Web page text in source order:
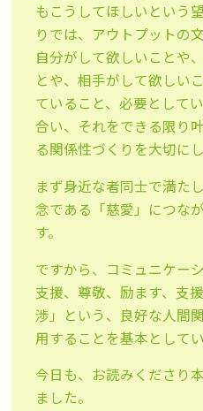
もこうしてほしいという
りでは、アウトプットの
自分がして欲しいことや
とや、相手がして欲しい
ていること、必要として
合い、それをできる限り
る関係性づくりを大切にし
まず身近な者同士で満た
念である「慈愛」につな
す。
ですから、コミュニケー
支援、尊敬、励ます、支
渉」という、良好な人間
用することを基本としてい
今日も、お読みくださり
ました。